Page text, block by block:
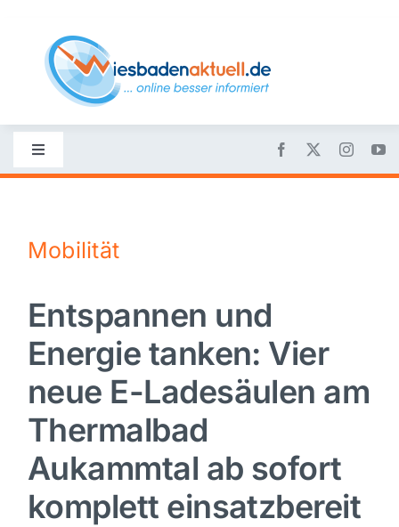
content
Toggle
Navigation
Nachrichten
Politik
Wirtschaft
Sport
Mobilität
Entspannen und
Energie tanken: Vier
neue E-Ladesäulen am
Thermalbad
Aukammtal ab sofort
komplett einsatzbereit